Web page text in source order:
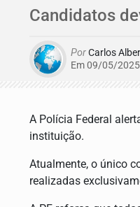
Candidatos
PorCarlos
Em 09/05/
A Polícia Federal
instituição.
Atualmente, o único
realizadas